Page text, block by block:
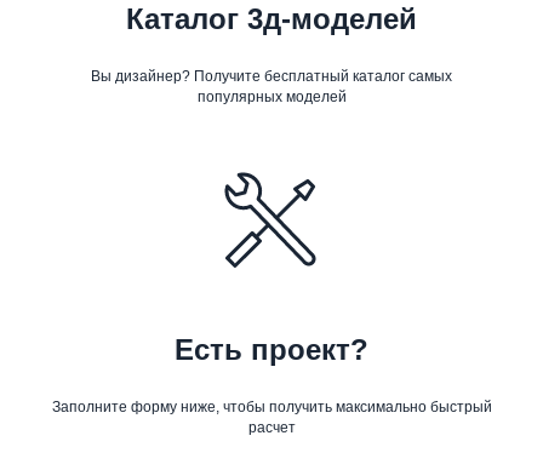
Каталог 3д-моделей
Вы дизайнер? Получите бесплатный каталог самых
популярных моделей
Есть проект?
Заполните форму ниже, чтобы получить максимально быстрый
расчет